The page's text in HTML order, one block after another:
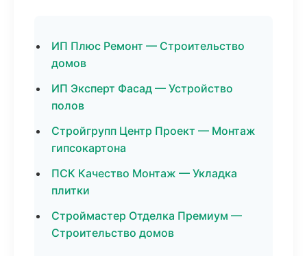
ИП Плюс Ремонт — Строительство
домов
ИП Эксперт Фасад — Устройство
полов
Стройгрупп Центр Проект — Монтаж
гипсокартона
ПСК Качество Монтаж — Укладка
плитки
Строймастер Отделка Премиум —
Строительство домов